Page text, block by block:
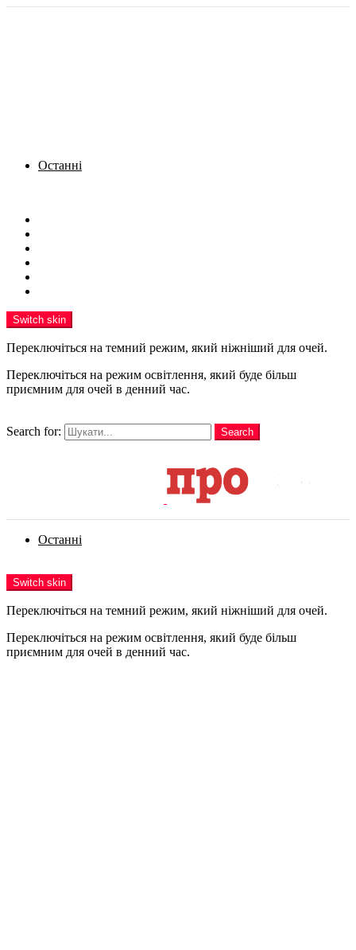
Останні
Switch skin
Переключіться на темний режим, який ніжніший для очей.
Переключіться на режим освітлення, який буде більш
приємним для очей в денний час.
Search for:
Search
Останні
Switch skin
Переключіться на темний режим, який ніжніший для очей.
Переключіться на режим освітлення, який буде більш
приємним для очей в денний час.